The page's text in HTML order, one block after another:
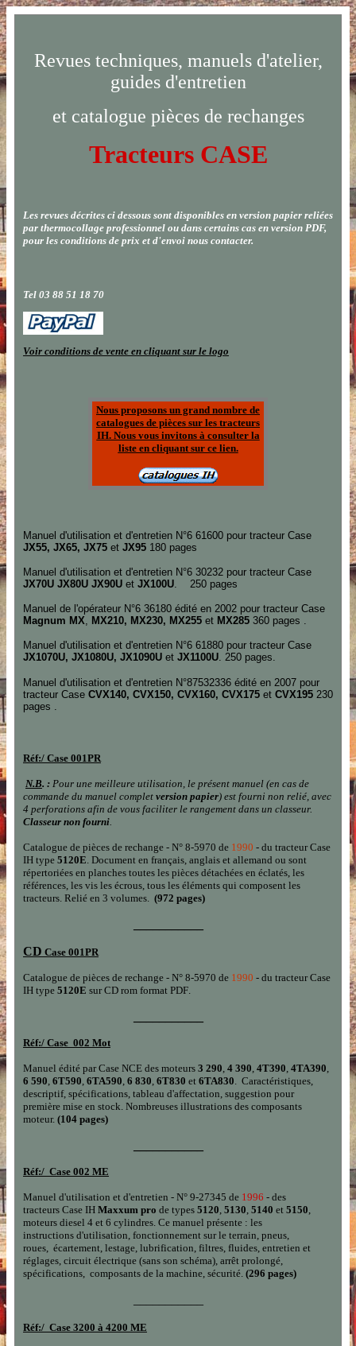
Revues techniques, manuels d'atelier,
guides d'entretien
et catalogue pièces de rechanges
Tracteurs CASE
Les revues décrites ci dessous sont disponibles en version papier reliées
par thermocollage professionnel ou dans certains cas en version PDF,
pour les conditions de prix et d'envoi nous contacter.
Tel 03 88 51 18 70
Voir conditions de vente en cliquant sur le logo
Nous proposons un grand nombre de
catalogues de pièces sur les tracteurs
IH. Nous vous invitons à consulter la
liste en cliquant sur ce lien.
Manuel d'utilisation et d'entretien N°6 61600 pour tracteur Case
JX55, JX65, JX75 et JX95 180 pages
Manuel d'utilisation et d'entretien N°6 30232 pour tracteur Case
JX70U JX80U JX90U et JX100U. 250 pages
Manuel de l'opérateur N°6 36180 édité en 2002 pour tracteur Case
Magnum MX, MX210, MX230, MX255 et MX285 360 pages .
Manuel d'utilisation et d'entretien N°6 61880 pour tracteur Case
JX1070U, JX1080U, JX1090U et JX1100U. 250 pages.
Manuel d'utilisation et d'entretien N°87532336 édité en 2007 pour
tracteur Case CVX140, CVX150, CVX160, CVX175 et CVX195 230
pages .
Réf:/ Case 001PR
N.B. : Pour une meilleure utilisation, le présent manuel (en cas de
commande du manuel complet version papier) est fourni non relié, avec
4 perforations afin de vous faciliter le rangement dans un classeur.
Classeur non fourni.
Catalogue de pièces de rechange - N° 8-5970 de 1990 - du tracteur Case
IH type 5120E. Document en français, anglais et allemand ou sont
répertoriées en planches toutes les pièces détachées en éclatés, les
références, les vis les écrous, tous les éléments qui composent les
tracteurs. Relié en 3 volumes. (972 pages)
CD Case 001PR
Catalogue de pièces de rechange - N° 8-5970 de 1990 - du tracteur Case
IH type 5120E sur CD rom format PDF.
Réf:/ Case 002 Mot
Manuel édité par Case NCE des moteurs 3 290, 4 390, 4T390, 4TA390,
6 590, 6T590, 6TA590, 6 830, 6T830 et 6TA830. Caractéristiques,
descriptif, spécifications, tableau d'affectation, suggestion pour
première mise en stock. Nombreuses illustrations des composants
moteur. (104 pages)
Réf:/ Case 002 ME
Manuel d'utilisation et d'entretien - N° 9-27345 de 1996 - des
tracteurs Case IH Maxxum pro de types 5120, 5130, 5140 et 5150,
moteurs diesel 4 et 6 cylindres. Ce manuel présente : les
instructions d'utilisation, fonctionnement sur le terrain, pneus,
roues, écartement, lestage, lubrification, filtres, fluides, entretien et
réglages, circuit électrique (sans son schéma), arrêt prolongé,
spécifications, composants de la machine, sécurité. (296 pages)
Réf:/ Case 3200 à 4200 ME